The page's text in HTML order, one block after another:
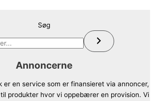
Søg
Annoncerne
er en service som er finansieret via annoncer,
produkter hvor vi oppebærer en provision. Vi